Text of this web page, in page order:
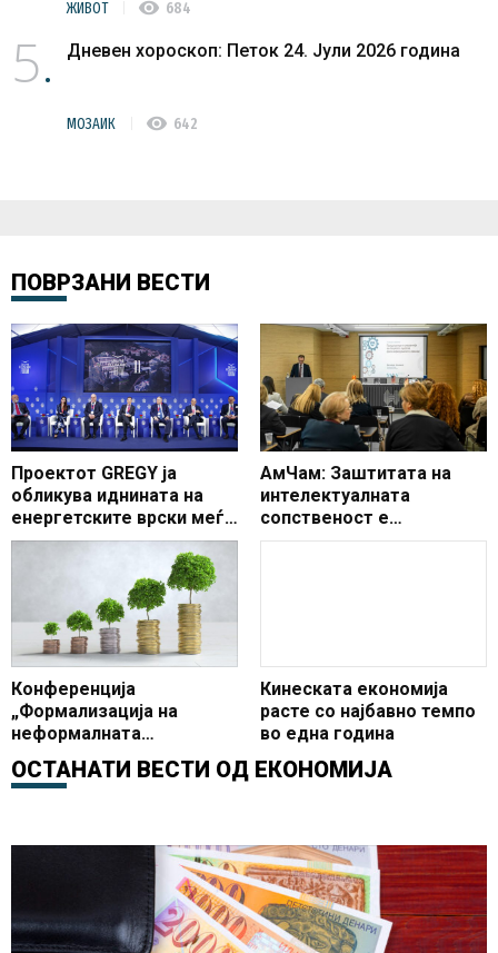
ЖИВОТ visibility 684
5 Дневен хороскоп: Петок 24. Јули 2026 година
МОЗАИК visibility 642
ПОВРЗАНИ ВЕСТИ
Проектот GREGY ја
обликува иднината на
енергетските врски меѓу
Европа и Африка на 11-
тото издание на Делфи
економскиот форум
АмЧам: Заштитата на
интелектуалната
сопственост е
суштинска за
Конференција
„Формализација на
неформалната
економија: Преку
соработка до успех“ во
Кинеската економија
расте со најбавно темпо
во една година
ОСТАНАТИ ВЕСТИ ОД ЕКОНОМИЈА